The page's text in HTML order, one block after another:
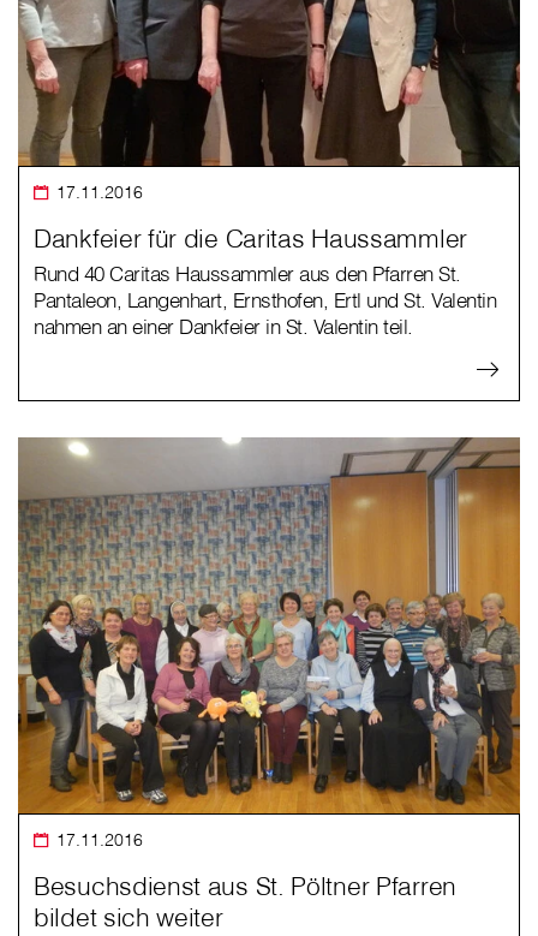
17.11.2016
Dankfeier für die Caritas Haussammler
Rund 40 Caritas Haussammler aus den Pfarren St.
Pantaleon, Langenhart, Ernsthofen, Ertl und St. Valentin
nahmen an einer Dankfeier in St. Valentin teil.
17.11.2016
Besuchsdienst aus St. Pöltner Pfarren
bildet sich weiter